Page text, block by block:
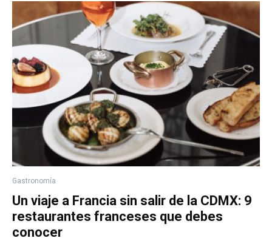
Gastronomía
Un viaje a Francia sin salir de la CDMX: 9
restaurantes franceses que debes
conocer